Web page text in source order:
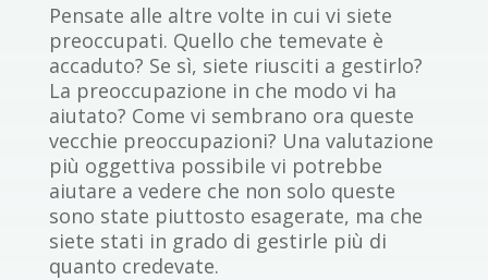
Pensate alle altre volte in cui vi siete
preoccupati. Quello che temevate è
accaduto? Se sì, siete riusciti a gestirlo?
La preoccupazione in che modo vi ha
aiutato? Come vi sembrano ora queste
vecchie preoccupazioni? Una valutazione
più oggettiva possibile vi potrebbe
aiutare a vedere che non solo queste
sono state piuttosto esagerate, ma che
siete stati in grado di gestirle più di
quanto credevate.